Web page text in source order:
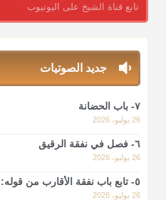
تابع قناة الشيخ على اليوتيوب
جديد الصوتيات
٧- باب الحضانة
26 يوليو، 2026
٦- فصل في نفقة الرقيق
26 يوليو، 2026
٥- تابع باب نفقة الأقارب من قوله: (ومن له وارث غير أب).
26 يوليو، 2026